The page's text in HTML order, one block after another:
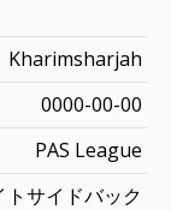
Kharimsharjah
0000-00-00
PAS League
トサイドバック